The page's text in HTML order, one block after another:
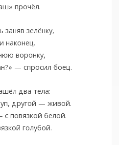
прочёл.
заняв зелёнку,
наконец.
воронку,
— спросил боец.
два тела:
другой — живой.
повязкой белой.
голубой.